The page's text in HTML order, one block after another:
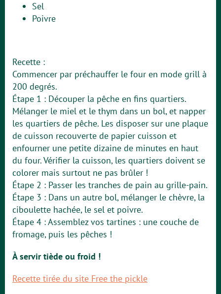
Sel
Poivre
Recette :
Commencer par préchauffer le four en mode grill à
200 degrés.
Étape 1 : Découper la pêche en fins quartiers.
Mélanger le miel et le thym dans un bol, et napper
les quartiers de pêche. Les disposer sur une plaque
de cuisson recouverte de papier cuisson et
enfourner une petite dizaine de minutes en haut
du four. Vérifier la cuisson, les quartiers doivent se
colorer mais surtout ne pas brûler !
Étape 2 : Passer les tranches de pain au grille-pain.
Étape 3 : Dans un autre bol, mélanger le chèvre, la
ciboulette hachée, le sel et poivre.
Étape 4 : Assemblez vos tartines : une couche de
fromage, puis les pêches !
À servir tiède ou froid !
Recette tirée du site Free the pickle